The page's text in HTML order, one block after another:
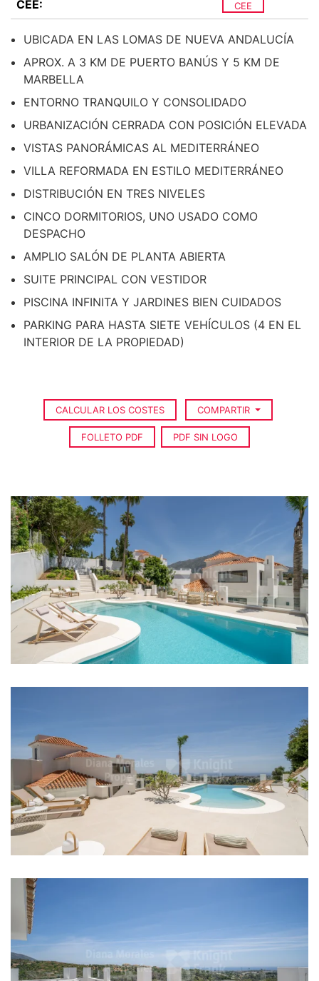
CEE: CEE
UBICADA EN LAS LOMAS DE NUEVA ANDALUCÍA
APROX. A 3 KM DE PUERTO BANÚS Y 5 KM DE
MARBELLA
ENTORNO TRANQUILO Y CONSOLIDADO
URBANIZACIÓN CERRADA CON POSICIÓN ELEVADA
VISTAS PANORÁMICAS AL MEDITERRÁNEO
VILLA REFORMADA EN ESTILO MEDITERRÁNEO
DISTRIBUCIÓN EN TRES NIVELES
CINCO DORMITORIOS, UNO USADO COMO
DESPACHO
AMPLIO SALÓN DE PLANTA ABIERTA
SUITE PRINCIPAL CON VESTIDOR
PISCINA INFINITA Y JARDINES BIEN CUIDADOS
PARKING PARA HASTA SIETE VEHÍCULOS (4 EN EL
INTERIOR DE LA PROPIEDAD)
CALCULAR LOS COSTES COMPARTIR
FOLLETO PDF PDF SIN LOGO